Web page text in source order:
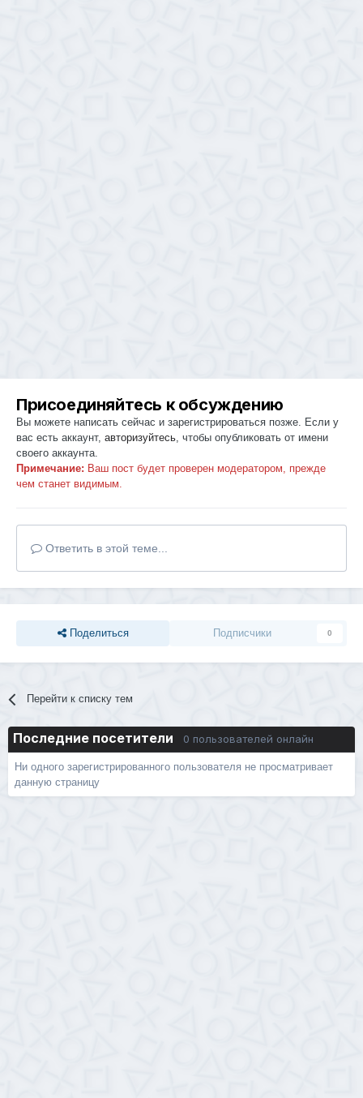
Присоединяйтесь к обсуждению
Вы можете написать сейчас и зарегистрироваться позже. Если у
вас есть аккаунт, авторизуйтесь, чтобы опубликовать от имени
своего аккаунта.
Примечание: Ваш пост будет проверен модератором, прежде
чем станет видимым.
Ответить в этой теме...
Поделиться Подписчики 0
Перейти к списку тем
Последние посетители 0 пользователей онлайн
Ни одного зарегистрированного пользователя не просматривает
данную страницу